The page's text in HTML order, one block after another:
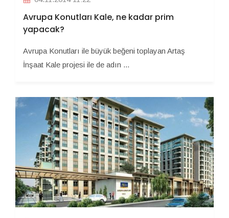
Avrupa Konutları Kale, ne kadar prim
yapacak?
Avrupa Konutları ile büyük beğeni toplayan Artaş
İnşaat Kale projesi ile de adın ...